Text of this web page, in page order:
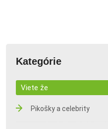
Kategórie
Viete že
Pikošky a celebrity